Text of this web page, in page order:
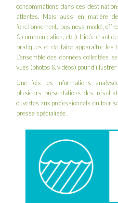
consommations dans ces
attentes. Mais aussi en matière
fonctionnement, business model,
& communication, etc.). L’idée étant
pratiques et de faire apparaître
L’ensemble des données collectées
vues (photos & vidéos) pour
Une fois les informations
plusieurs présentations des
ouvertes aux professionnels du
presse spécialisée.